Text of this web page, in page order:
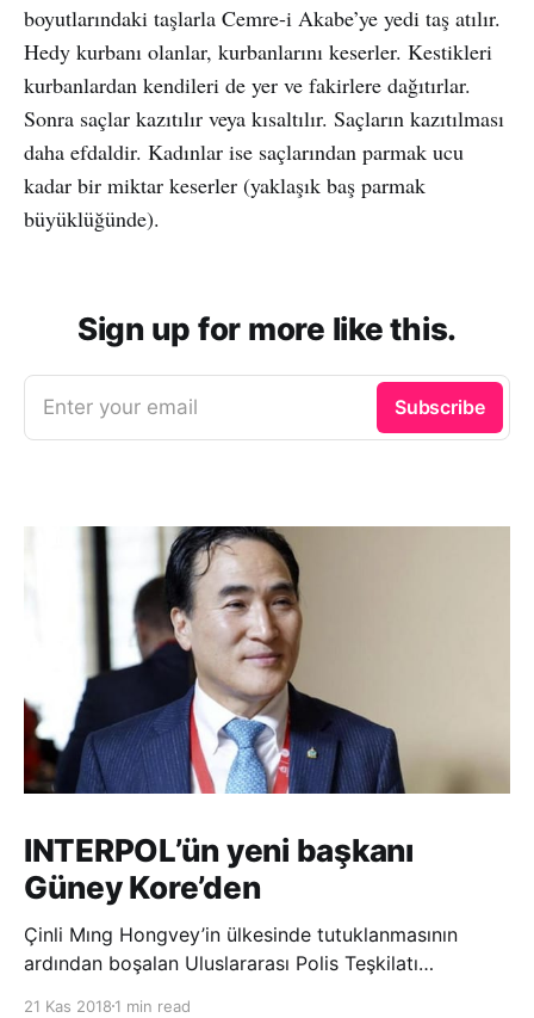
boyutlarındaki taşlarla Cemre-i Akabe’ye yedi taş atılır.
Hedy kurbanı olanlar, kurbanlarını keserler. Kestikleri
kurbanlardan kendileri de yer ve fakirlere dağıtırlar.
Sonra saçlar kazıtılır veya kısaltılır. Saçların kazıtılması
daha efdaldir. Kadınlar ise saçlarından parmak ucu
kadar bir miktar keserler (yaklaşık baş parmak
büyüklüğünde).
Sign up for more like this.
Enter your email Subscribe
INTERPOL’ün yeni başkanı
Güney Kore’den
Çinli Mıng Hongvey’in ülkesinde tutuklanmasının
ardından boşalan Uluslararası Polis Teşkilatı
21 Kas 2018 1 min read